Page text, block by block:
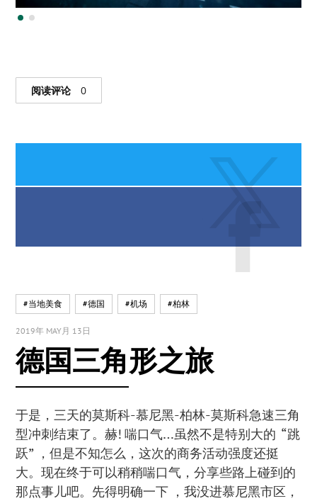
阅读评论 0
#当地美食 #德国 #机场 #柏林
2019年 MAY月 13日
德国三角形之旅
于是，三天的莫斯科-慕尼黑-柏林-莫斯科急速三角
型冲刺结束了。赫! 喘口气…虽然不是特别大的 “跳
跃” ，但是不知怎么，这次的商务活动强度还挺
大。现在终于可以稍稍喘口气，分享些路上碰到的
那点事儿吧。先得明确一下 ，我没进慕尼黑市区，